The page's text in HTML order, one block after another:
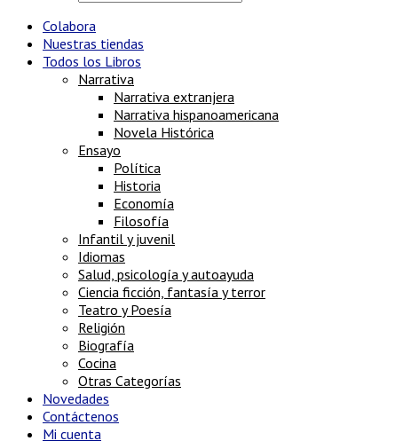
Colabora
Nuestras tiendas
Todos los Libros
Narrativa
Narrativa extranjera
Narrativa hispanoamericana
Novela Histórica
Ensayo
Política
Historia
Economía
Filosofía
Infantil y juvenil
Idiomas
Salud, psicología y autoayuda
Ciencia ficción, fantasía y terror
Teatro y Poesía
Religión
Biografía
Cocina
Otras Categorías
Novedades
Contáctenos
Mi cuenta